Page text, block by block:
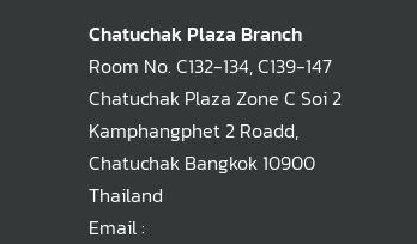
Chatuchak Plaza Branch
Room No. C132-134, C139-147
Chatuchak Plaza Zone C Soi 2
Kamphangphet 2 Roadd,
Chatuchak Bangkok 10900
Thailand
Email :